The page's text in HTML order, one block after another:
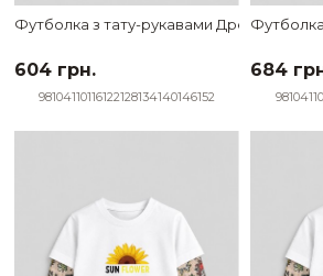
Футболка з тату-рукавами Дрейк
604 грн.
98104110116122128134140146152
684
98104110